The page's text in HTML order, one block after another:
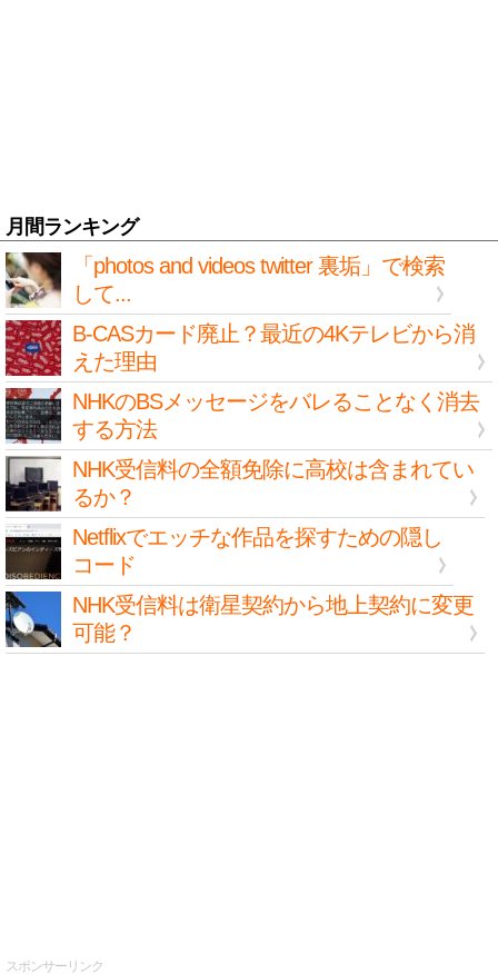
月間ランキング
「photos and videos twitter 裏垢」で検索
して...
B-CASカード廃止？最近の4Kテレビから消
えた理由
NHKのBSメッセージをバレることなく消去
する方法
NHK受信料の全額免除に高校は含まれてい
るか？
Netflixでエッチな作品を探すための隠し
コード
NHK受信料は衛星契約から地上契約に変更
可能？
スポンサーリンク